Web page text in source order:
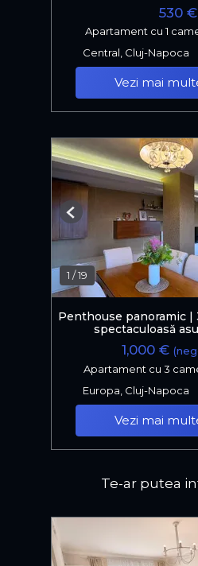
530 €
Apartament cu 1
Central, Cluj-Napoca
Vezi mai
1 /19
Previous
Penthouse panoramic |
spectaculoasă
1,000 €
Apartament cu 3
Europa, Cluj-Napoca
Vezi mai
Te-ar putea